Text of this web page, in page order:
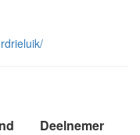
Deelnemer